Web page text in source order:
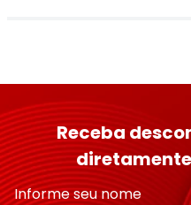
Receba
Informe seu nome